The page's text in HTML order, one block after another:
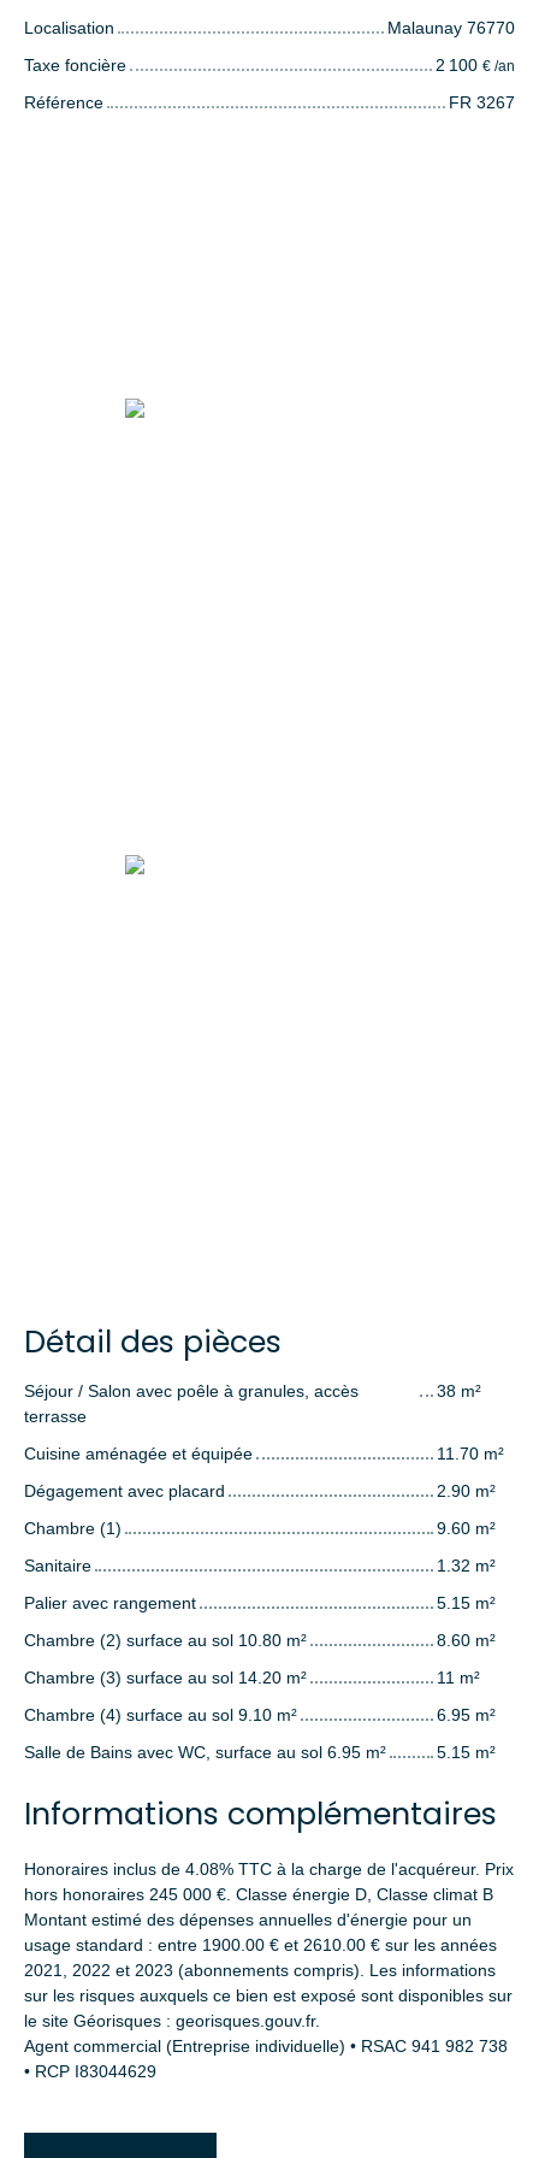
Localisation
Malaunay 76770
Taxe foncière
2 100 € /an
Référence FR 3267
Détail des pièces
Séjour / Salon avec poêle à granules, accès
terrasse
38 m²
Cuisine aménagée et équipée
11.70 m²
Dégagement avec placard
2.90 m²
Chambre (1)
9.60 m²
Sanitaire
1.32 m²
Palier avec rangement
5.15 m²
Chambre (2) surface au sol 10.80 m²
8.60 m²
Chambre (3) surface au sol 14.20 m²
11 m²
Chambre (4) surface au sol 9.10 m²
6.95 m²
Salle de Bains avec WC, surface au sol 6.95 m²
5.15 m²
Informations complémentaires
Honoraires inclus de 4.08% TTC à la charge de l'acquéreur. Prix
hors honoraires 245 000 €. Classe énergie D, Classe climat B
Montant estimé des dépenses annuelles d'énergie pour un
usage standard : entre 1900.00 € et 2610.00 € sur les années
2021, 2022 et 2023 (abonnements compris). Les informations
sur les risques auxquels ce bien est exposé sont disponibles sur
le site Géorisques : georisques.gouv.fr.
Agent commercial (Entreprise individuelle) • RSAC 941 982 738
• RCP I83044629